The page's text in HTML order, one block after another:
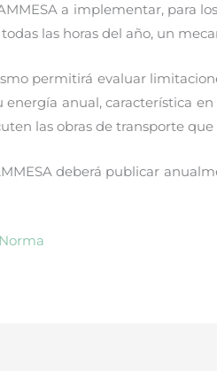
a implementar, para
las horas del año, un
permitirá evaluar
energía anual, característica
las obras de transporte
deberá publicar